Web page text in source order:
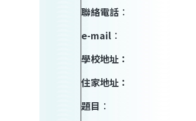
聯絡電話 ：
e-mail ：
學校地址：
住家地址：
題目 ：